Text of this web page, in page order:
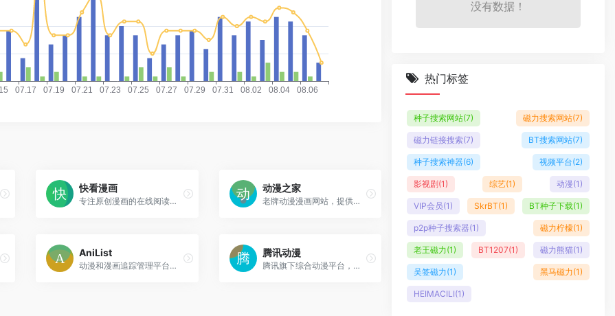
快看漫画
专注原创漫画的在线阅读平台，提供多样化漫画内容和创作者服务
动漫之家
老牌动漫漫画网站，提供海量漫画资源和动漫资讯服务
AniList
动漫和漫画追踪管理平台，为用户提供个人收藏和评分服务
腾讯动漫
腾讯旗下综合动漫平台，提供海量漫画和动画内容
没有数据！
热门标签
种子搜索网站(7) 磁力搜索网站(7)
磁力链接搜索(7) BT搜索网站(7)
种子搜索神器(6) 视频平台(2)
影视剧(1) 综艺(1) 动漫(1)
VIP会员(1) SkrBT(1) BT种子下载(1)
p2p种子搜索器(1) 磁力柠檬(1)
老王磁力(1) BT1207(1) 磁力熊猫(1)
吴签磁力(1) 黑马磁力(1)
HEIMACILI(1)